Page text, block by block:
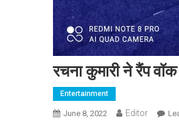
रचना कुमारी ने रैंप
Entertainment
June 8, 2022 Editor